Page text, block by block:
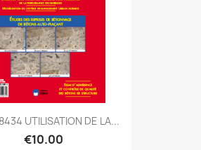
UTILISATION DE LA...
€10.00